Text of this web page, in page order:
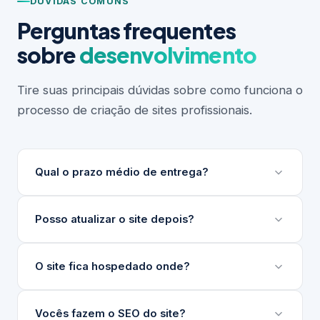
Perguntas frequentes
sobredesenvolvimento
Tire suas principais dúvidas sobre como funciona o
processo de criação de sites profissionais.
Qual o prazo médio de entrega?
Depende do escopo do projeto. Sites institucionais
Sempre apresentamos um cronograma detalhado
Posso atualizar o site depois?
Sim. Desenvolvemos um painel de gerenciamento
de técnico.
O site fica hospedado onde?
Indicamos e configuramos a hospedagem ideal para
Vocês fazem o SEO do site?